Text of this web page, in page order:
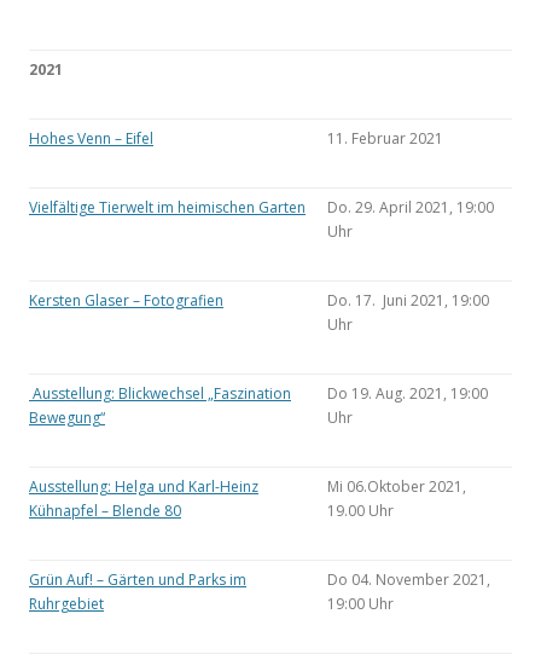
2021
Hohes Venn – Eifel 11. Februar 2021
Vielfältige Tierwelt im heimischen Garten
Do. 29. April 2021, 19:00
Uhr
Kersten Glaser – Fotografien
Do. 17. Juni 2021, 19:00
Uhr
Ausstellung: Blickwechsel „Faszination
Bewegung“
Do 19. Aug. 2021, 19:00
Uhr
Ausstellung: Helga und Karl-Heinz
Kühnapfel – Blende 80
Mi 06.Oktober 2021,
19.00 Uhr
Grün Auf! – Gärten und Parks im
Ruhrgebiet
Do 04. November 2021,
19:00 Uhr